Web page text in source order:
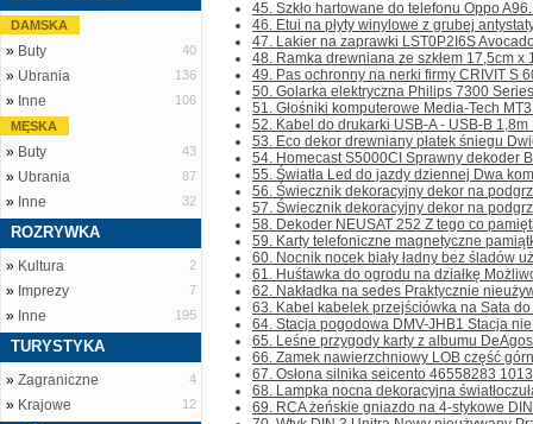
DAMSKA
» Buty 40
» Ubrania 136
» Inne
106
MĘSKA
» Buty 43
» Ubrania 87
» Inne 32
ROZRYWKA
» Kultura 2
» Imprezy 7
» Inne 195
TURYSTYKA
» Zagraniczne 4
» Krajowe 12
45. Szkło hartowane do telefonu Oppo
46. Etui na płyty winylowe z grubej
47. Lakier na zaprawki LST0P2I6S
48. Ramka drewniana ze szkłem 17,5cm
49. Pas ochronny na nerki firmy CRIVIT S
50. Golarka elektryczna Philips 7300
51. Głośniki komputerowe Media-Tech
52. Kabel do drukarki USB-A - USB-B 1,8m
53. Eco dekor drewniany płatek śniegu
54. Homecast S5000CI Sprawny dekoder
55. Światła Led do jazdy dziennej Dwa
56. Świecznik dekoracyjny dekor na
57. Świecznik dekoracyjny dekor na
58. Dekoder NEUSAT 252 Z tego co
59. Karty telefoniczne magnetyczne
60. Nocnik nocek biały ładny bez śladów
61. Huśtawka do ogrodu na działkę
62. Nakładka na sedes Praktycznie
63. Kabel kabelek przejściówka na Sata
64. Stacja pogodowa DMV-JHB1 Stacja
65. Leśne przygody karty z albumu
66. Zamek nawierzchniowy LOB część
67. Osłona silnika seicento 46558283
68. Lampka nocna dekoracyjna
69. RCA żeńskie gniazdo na 4-stykowe